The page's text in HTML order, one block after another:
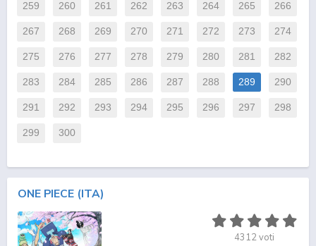
259 260 261 262 263 264 265 266
267 268 269 270 271 272 273 274
275 276 277 278 279 280 281 282
283 284 285 286 287 288 289 290
291 292 293 294 295 296 297 298
299 300
ONE PIECE (ITA)
4312voti